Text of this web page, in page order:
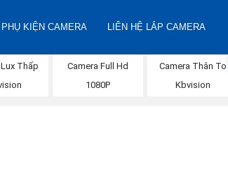
PHỤ KIỆN CAMERA LIÊN HỆ LẮP CAMERA
Thấp
Camera Full Hd
1080P
Camera Thân To
Kbvision